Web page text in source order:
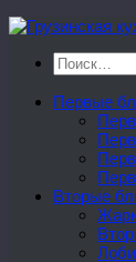
Перейти
содержимому
Найти:
Первые
Вторые